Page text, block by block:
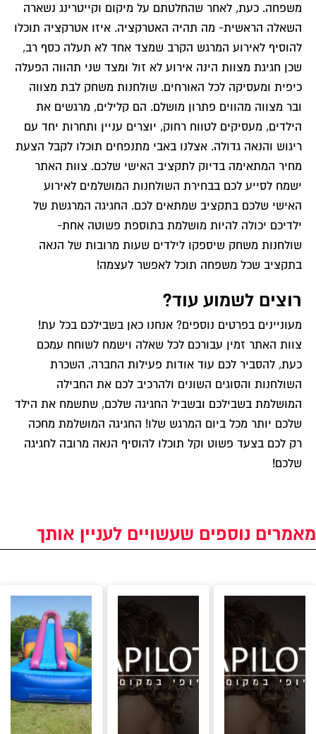
משפחה. כעת, לאחר שהחלטתם על מיקום וקייטרינג נשארה
השאלה הראשית- מה תהיה האטרקציה. איזו אטרקציה תוכלו
להוסיף לאירוע המרגש הקרב שמצד אחד לא תעלה כסף רב,
שכן חגיגת מצוות הינה אירוע לא זול ומצד שני תהווה הפעלה
כיפית ומעסיקה לכל האורחים. שולחנות משחק לבת מצווה
ובר מצווה מהווים פתרון מושלם. הם קלילים, מרגשים את
הילדים, מעסיקים לטווח רחוק, יוצרים עניין ותחרות יחד עם
ריגוש והנאה גדולה. אצלנו באבי מתנפחים תוכלו לקבל הצעת
מחיר המתאימה בדיוק לתקציב האישי שלכם. צוות האתר
ישמח לסייע לכם בבחירת השולחנות המושלמים לאירוע
האישי שלכם בתקציב שמתאים לכם. החגיגה המרגשת של
ילדיכם יכולה להיות מושלמת בתוספת פשוטה אחת-
שולחנות משחק שיספקו לילדים שעות מרובות של הנאה
בתקציב שכל משפחה תוכל לאפשר לעצמה!
רוצים לשמוע עוד?
מעוניינים בפרטים נוספים? אנחנו כאן בשבילכם בכל עת!
צוות האתר זמין עבורכם לכל שאלה וישמח לשוחח עמכם
כעת, להסביר לכם עוד אודות פעילות החברה, השכרת
השולחנות והסוגים השונים ולהרכיב לכם את החבילה
המושלמת בשבילכם ובשביל החגיגה שלכם, שתשמח את הילד
שלכם יותר מכל ביום המרגש שלו! החגיגה המושלמת מחכה
רק לכם בצעד פשוט וקל תוכלו להוסיף הנאה מרובה לחגיגה
שלכם!
מאמרים נוספים שעשויים לעניין אותך